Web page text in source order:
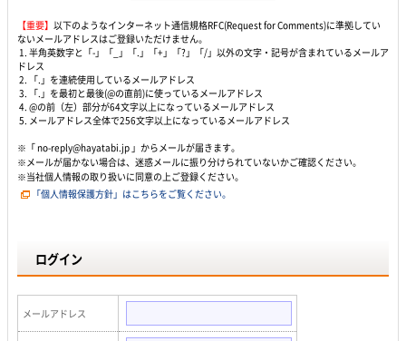
【重要】 以下のようなインターネット通信規格RFC(Request for Comments)に準拠してい
ないメールアドレスはご登録いただけません。
1. 半角英数字と「-」「_」「.」「+」「?」「/」以外の文字・記号が含まれているメールア
ドレス
2. 「.」を連続使用しているメールアドレス
3. 「.」を最初と最後(@の直前)に使っているメールアドレス
4. @の前（左）部分が64文字以上になっているメールアドレス
5. メールアドレス全体で256文字以上になっているメールアドレス
※「 no-reply@hayatabi.jp 」からメールが届きます。
※メールが届かない場合は、迷惑メールに振り分けられていないかご確認ください。
※当社個人情報の取り扱いに同意の上ご登録ください。
「個人情報保護方針」はこちらをご覧ください。
ログイン
メールアドレス